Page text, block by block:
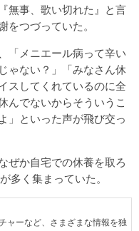
無事、歌い切れた』と言
をつづっていた。
「メニエール病って辛い
ゃない？」「みなさん休
スしてくれているのに全
んでないからそういうこ
」といった声が飛び交っ
ぜか自宅での休養を取ろ
多く集まっていた。
ャーなど、さまざまな情報を独